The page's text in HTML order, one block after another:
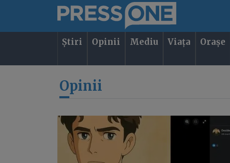
Știri Opinii Mediu Viața Orașe
Opinii